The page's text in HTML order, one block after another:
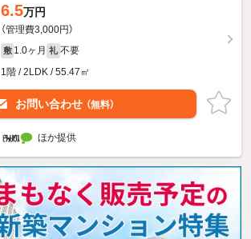
6.5万円
（管理費3,000円）
敷 1.0ヶ月 礼 不要
1階 / 2LDK / 55.47㎡
お問い合わせ （無料）
ほか提供